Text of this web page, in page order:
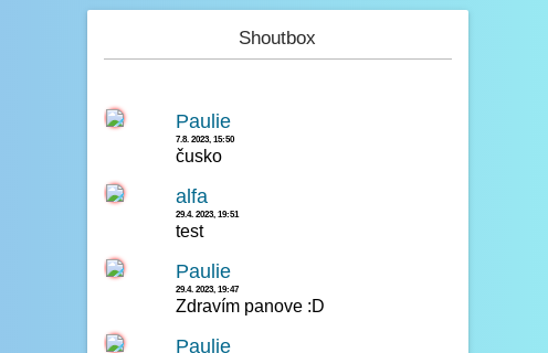
Shoutbox
Paulie
7.8. 2023, 15:50
čusko
alfa
29.4. 2023, 19:51
test
Paulie
29.4. 2023, 19:47
Zdravím panove :D
Paulie